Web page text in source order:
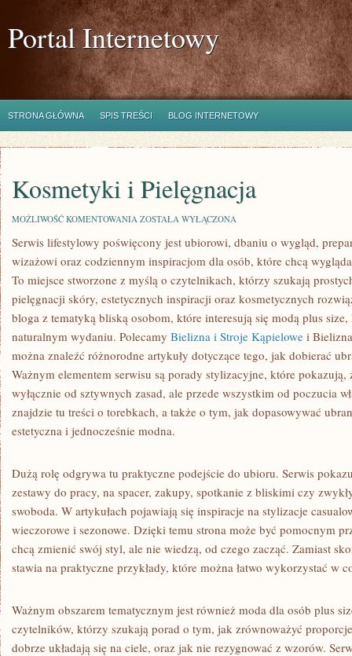
Portal Internetowy
STRONA GŁÓWNA SPIS TREŚCI BLOG INTERNETOWY
Kosmetyki i Pielęgnacja
MOŻLIWOŚĆ KOMENTOWANIA KOSMETYKI
PIELĘGNACJA
ZOSTAŁA WYŁĄCZONA
Serwis lifestylowy poświęcony jest ubiorowi, dbaniu o wygląd,
wizażowi oraz codziennym inspiracjom dla osób, które chcą
To miejsce stworzone z myślą o czytelnikach, którzy szukają
pielęgnacji skóry, estetycznych inspiracji oraz kosmetycznych
bloga z tematyką bliską osobom, które interesują się modą plus
naturalnym wydaniu. Polecamy Bielizna i Stroje Kąpielowe i
można znaleźć różnorodne artykuły dotyczące tego, jak dobierać
Ważnym elementem serwisu są porady stylizacyjne, które
wyłącznie od sztywnych zasad, ale przede wszystkim od poczucia
znajdzie tu treści o torebkach, a także o tym, jak dopasowywać
estetyczna i jednocześnie modna.
Dużą rolę odgrywa tu praktyczne podejście do ubioru. Serwis
zestawy do pracy, na spacer, zakupy, spotkanie z bliskimi czy
swoboda. W artykułach pojawiają się inspiracje na stylizacje
wieczorowe i sezonowe. Dzięki temu strona może być pomocnym
chcą zmienić swój styl, ale nie wiedzą, od czego zacząć. Zamiast
stawia na praktyczne przykłady, które można łatwo wykorzystać w
Ważnym obszarem tematycznym jest również moda dla osób plus
czytelników, którzy szukają porad o tym, jak zrównoważyć
dobrze układają się na ciele, oraz jak nie rezygnować z wzorów.